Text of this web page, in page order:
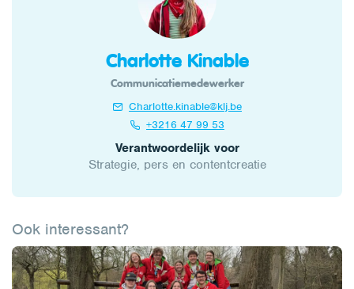
Charlotte Kinable
Communicatiemedewerker
Charlotte.kinable@klj.be
+3216 47 99 53
Verantwoordelijk voor
Strategie, pers en contentcreatie
Ook interessant?